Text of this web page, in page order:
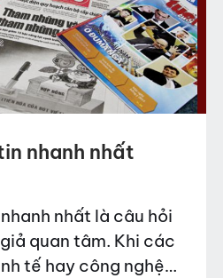
nhanh nhất
nhất là câu hỏi
quan tâm. Khi các
tế hay công nghệ